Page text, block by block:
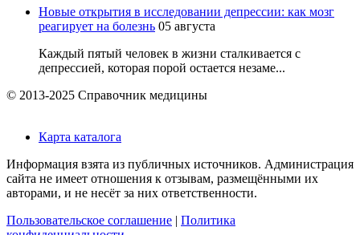
Новые открытия в исследовании депрессии: как мозг
реагирует на болезнь 05 августа
Каждый пятый человек в жизни сталкивается с
депрессией, которая порой остается незаме...
© 2013-2025 Справочник медицины
Карта каталога
Информация взята из публичных источников. Администрация
сайта не имеет отношения к отзывам, размещёнными их
авторами, и не несёт за них ответственности.
Пользовательское соглашение | Политика